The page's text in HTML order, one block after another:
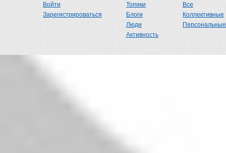
Войти
Зарегистрироваться
Топики
Блоги
Люди
Активность
Все
Коллективные
Персональные